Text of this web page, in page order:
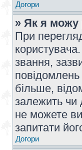
Догори
» Як я можу
При
звання,
більше,
залежить чи
не можете
запитати
Догори